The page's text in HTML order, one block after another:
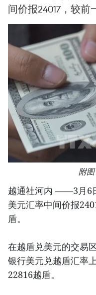
间价报24017，较前
附
越通社河内 ——3月6
美元汇率中间价报
盾。
在越盾兑美元的交易
银行美元兑越盾汇率
22816越盾。